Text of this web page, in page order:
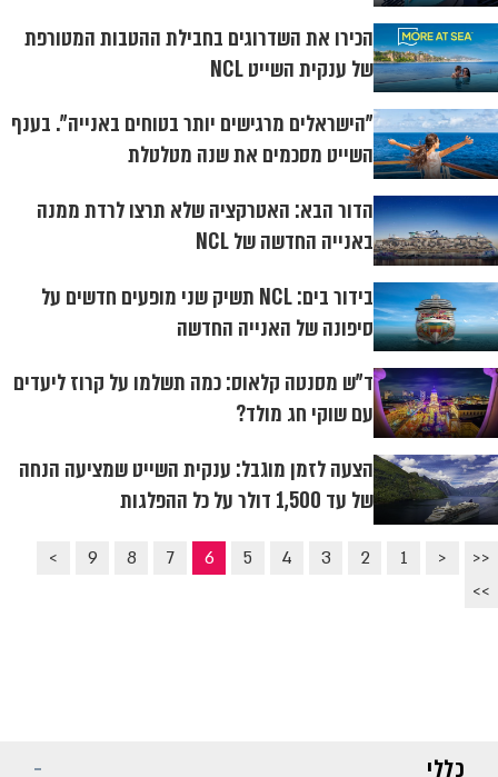
הכירו את השדרוגים בחבילת ההטבות המטורפת
של ענקית השייט NCL
"הישראלים מרגישים יותר בטוחים באנייה". בענף
השייט מסכמים את שנה מטלטלת
הדור הבא: האטרקציה שלא תרצו לרדת ממנה
באנייה החדשה של NCL
בידור בים: NCL תשיק שני מופעים חדשים על
סיפונה של האנייה החדשה
ד"ש מסנטה קלאוס: כמה תשלמו על קרוז ליעדים
עם שוקי חג מולד?
הצעה לזמן מוגבל: ענקית השייט שמציעה הנחה
של עד 1,500 דולר על כל ההפלגות
<<
<
1
2
3
4
5
6
7
8
9
>
>>
כללי